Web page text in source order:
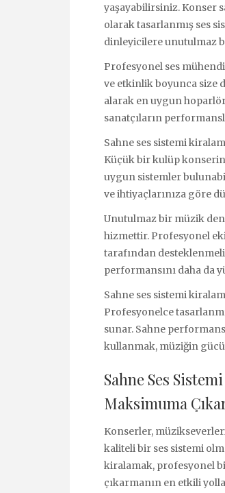
yaşayabilirsiniz. Konser
olarak tasarlanmış ses
dinleyicilere unutulmaz
Profesyonel ses
ve etkinlik boyunca size
alarak en uygun
sanatçıların
Sahne ses sistemi
Küçük bir kulüp
uygun sistemler
ve ihtiyaçlarınıza göre
Unutulmaz bir müzik
hizmettir. Profesyonel
tarafından
performansını daha da
Sahne ses sistemi
Profesyonelce
sunar. Sahne
kullanmak, müziğin
Sahne Ses
Maksimuma
Konserler,
kaliteli bir ses sistemi
kiralamak, profesyonel
çıkarmanın en etkili